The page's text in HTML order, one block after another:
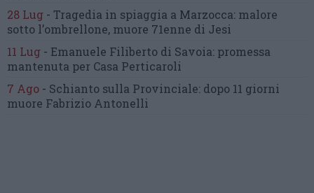
28 Lug - Tragedia in spiaggia a Marzocca: malore
sotto l’ombrellone, muore 71enne di Jesi
11 Lug - Emanuele Filiberto di Savoia: promessa
mantenuta per Casa Perticaroli
7 Ago - Schianto sulla Provinciale: dopo 11 giorni
muore Fabrizio Antonelli